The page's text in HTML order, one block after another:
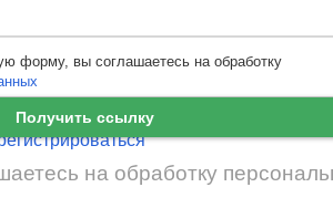
область
Ленинградская
авторизации
Забыли пароль
Получить ссылку
на обработку
форму, вы соглашаетесь на обработку